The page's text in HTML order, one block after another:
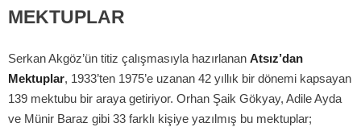
MEKTUPLAR
Serkan Akgöz’ün titiz çalışmasıyla hazırlanan Atsız’dan
Mektuplar, 1933’ten 1975’e uzanan 42 yıllık bir dönemi kapsayan
139 mektubu bir araya getiriyor. Orhan Şaik Gökyay, Adile Ayda
ve Münir Baraz gibi 33 farklı kişiye yazılmış bu mektuplar;